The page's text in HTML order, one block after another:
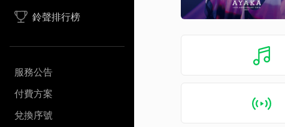
鈴聲排行榜
服務公告
付費方案
兌換序號